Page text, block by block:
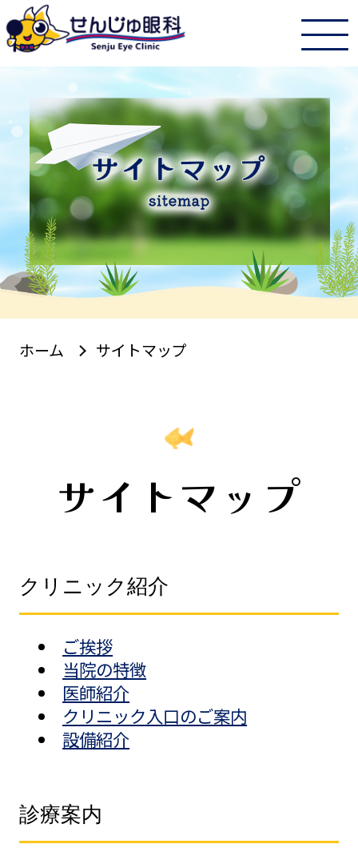
ホーム サイトマップ
サイトマップ
クリニック紹介
ご挨拶
当院の特徴
医師紹介
クリニック入口のご案内
設備紹介
診療案内